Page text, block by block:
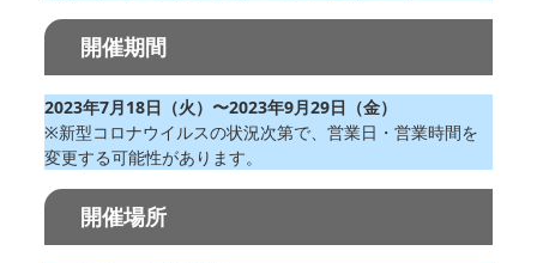
開催期間
2023年7月18日（火）〜2023年9月29日（金）
※新型コロナウイルスの状況次第で、営業日・営業時間を
変更する可能性があります。
開催場所